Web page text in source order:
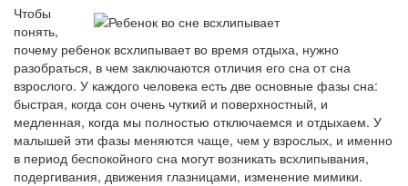
Чтобы
понять,
почему ребенок всхлипывает во время отдыха, нужно
разобраться, в чем заключаются отличия его сна от сна
взрослого. У каждого человека есть две основные фазы сна:
быстрая, когда сон очень чуткий и поверхностный, и
медленная, когда мы полностью отключаемся и отдыхаем. У
малышей эти фазы меняются чаще, чем у взрослых, и именно
в период беспокойного сна могут возникать всхлипывания,
подергивания, движения глазницами, изменение мимики.